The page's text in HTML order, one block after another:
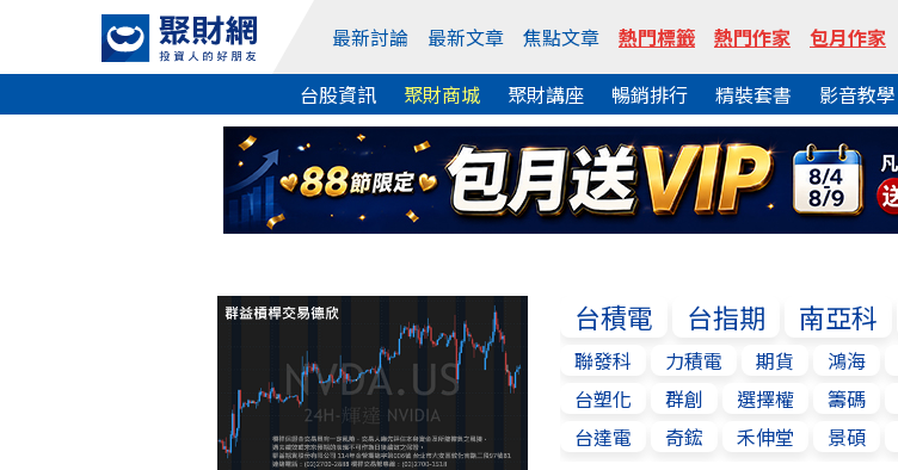
最新討論 最新文章 焦點文章 熱門標籤 熱門作家 包月作家
台股資訊 聚財商城 聚財講座 暢銷排行 精裝套書 影音教學
台積電 台指期 南亞科
聯發科 力積電 期貨 鴻海
台塑化
群創 選擇權 籌碼
台達電
奇鋐 禾伸堂 景碩